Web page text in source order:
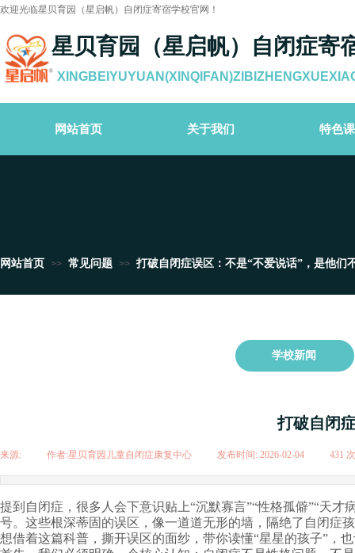
星贝育园（星启帆）自闭症寄
欢迎光临星贝育园（星启帆）自闭症寄宿学校官网！
网站首页 关于我们 特色
网站首页 >> 常见问题 >> 打破自闭症误区：不是“不爱说话”，是他们
学校新闻
打破自闭
来源: 作者:星贝育园儿童自闭症康复中心 发布时间: 2026-02-04 431
提到自闭症，很多人会下意识贴上“沉默寡言”“性格孤僻”“天
号。这些根深蒂固的误区，像一道道无形的墙，隔绝了自闭症
想借着这篇科普，撕开误区的面纱，带你读懂“星星的孩子”，